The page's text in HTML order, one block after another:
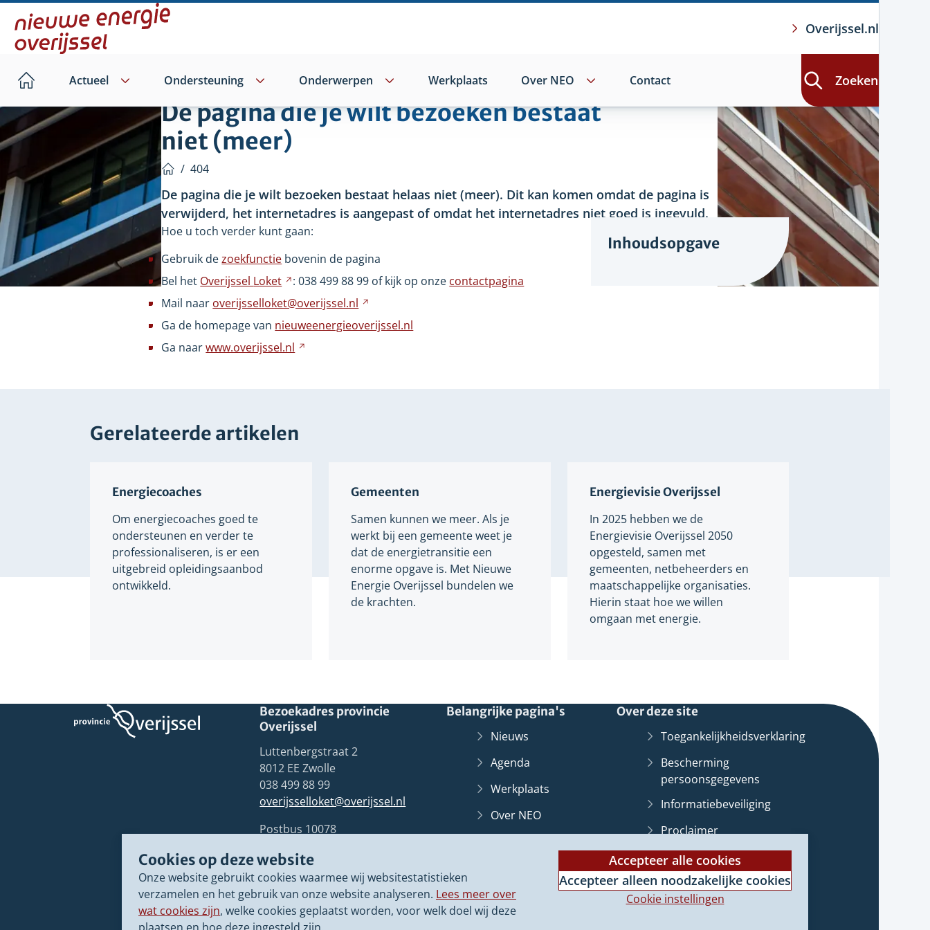
Cookies op deze website
Onze website gebruikt cookies waarmee wij websitestatistieken
verzamelen en het gebruik van onze website analyseren. Lees meer over
wat cookies zijn, welke cookies geplaatst worden, voor welk doel wij deze
Accepteer alle cookies
Accepteer alleen noodzakelijke cookies
Cookie instellingen
naar
hoofdinhoud
Overijssel.nl
Home
Actueel Ondersteuning Onderwerpen Werkplaats Over NEO Contact Zoeken
De pagina die je wilt bezoeken bestaat
niet (meer)
/ 404
De pagina die je wilt bezoeken bestaat helaas niet (meer). Dit kan komen omdat de pagina is
verwijderd, het internetadres is aangepast of omdat het internetadres niet goed is ingevuld.
Hoe u toch verder kunt gaan:
Gebruik dezoekfunctie bovenin de pagina
Bel het Overijssel Loket
Verwijst
naar
andere
website
: 0384998899 of kijk op onze contactpagina
Mail naar overijsselloket@overijssel.nl
naar
een
Ga de homepage van nieuweenergieoverijssel.nl
Ga naarwww.overijssel.nl
Inhoudsopgave
Gerelateerde artikelen
Energiecoaches
Om energiecoaches goed te
ondersteunen en verder te
professionaliseren, is er een
uitgebreid opleidingsaanbod
ontwikkeld.
Gemeenten
Samen kunnen we meer. Als je
werkt bij een gemeente weet je
dat de energietransitie een
enorme opgave is. Met Nieuwe
Energie Overijssel bundelen we
de krachten.
Energievisie Overijssel
In 2025 hebben we de
Energievisie Overijssel 2050
opgesteld, samen met
gemeenten, netbeheerders en
maatschappelijke organisaties.
Hierin staat hoe we willen
omgaan met energie.
Bezoekadres provincie
Overijssel
Luttenbergstraat 2
8012 EE Zwolle
038 499 88 99
overijsselloket@overijssel.nl
Postbus 10078
Belangrijke pagina's
Nieuws
Agenda
Werkplaats
Over NEO
een
andere
website)
Over deze site
Toegankelijkheidsverklaring
Bescherming
persoonsgegevens
Informatiebeveiliging
Proclaimer
Cookieverklaring
Archief van dezewebsite